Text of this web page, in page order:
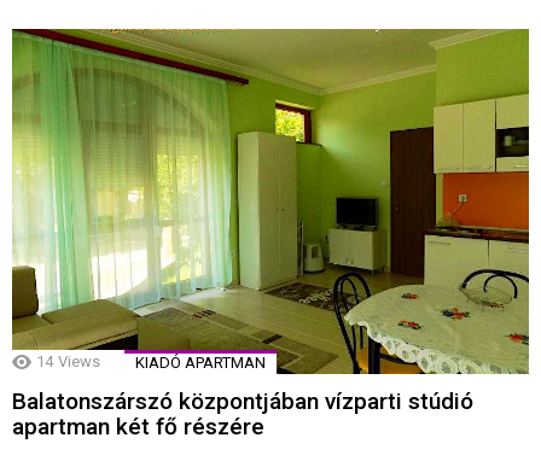
14 Views KIADÓ APARTMAN
Balatonszárszó központjában vízparti stúdió
apartman két fő részére